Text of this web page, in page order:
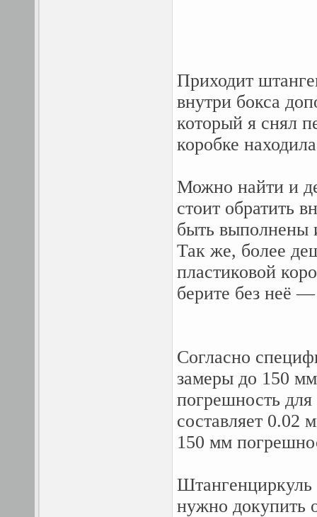
Приходит
внутри бокса
который я снял
коробке
Можно найти и
стоит обратить
быть выполнены
Так же, более
пластиковой
берите без неё
Согласно
замеры до 150
погрешность
составляет 0.02
150 мм
Штангенциркуль
нужно докупить